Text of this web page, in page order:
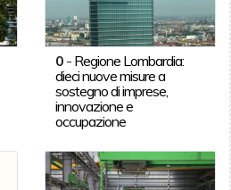
0 - Regione Lombardia:
dieci nuove misure a
sostegno di imprese,
innovazione e
occupazione